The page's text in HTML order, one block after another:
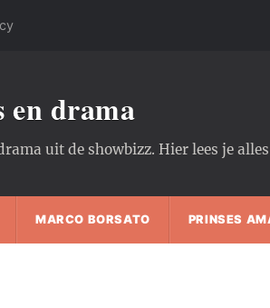
en drama
uit de showbizz. Hier lees je
MARCO BORSATO PRINSES